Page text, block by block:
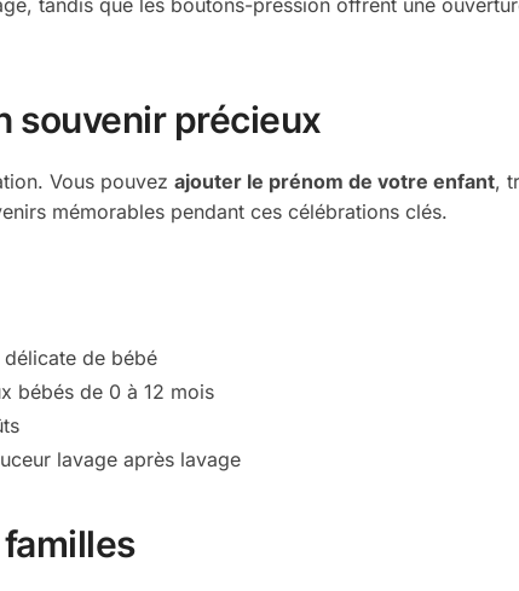
tandis que les boutons-pression offrent une
souvenir précieux
Vous pouvezajouter le prénom de votre enfant,
mémorables pendant ces célébrations clés.
de bébé
bébés de 0 à 12 mois
lavage après lavage